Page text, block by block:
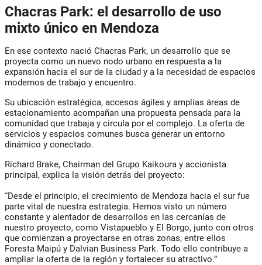
Chacras Park: el desarrollo de uso
mixto único en Mendoza
En ese contexto nació Chacras Park, un desarrollo que se
proyecta como un nuevo nodo urbano en respuesta a la
expansión hacia el sur de la ciudad y a la necesidad de espacios
modernos de trabajo y encuentro.
Su ubicación estratégica, accesos ágiles y amplias áreas de
estacionamiento acompañan una propuesta pensada para la
comunidad que trabaja y circula por el complejo. La oferta de
servicios y espacios comunes busca generar un entorno
dinámico y conectado.
Richard Brake, Chairman del Grupo Kaikoura y accionista
principal, explica la visión detrás del proyecto:
“Desde el principio, el crecimiento de Mendoza hacia el sur fue
parte vital de nuestra estrategia. Hemos visto un número
constante y alentador de desarrollos en las cercanías de
nuestro proyecto, como Vistapueblo y El Borgo, junto con otros
que comienzan a proyectarse en otras zonas, entre ellos
Foresta Maipú y Dalvian Business Park. Todo ello contribuye a
ampliar la oferta de la región y fortalecer su atractivo.”